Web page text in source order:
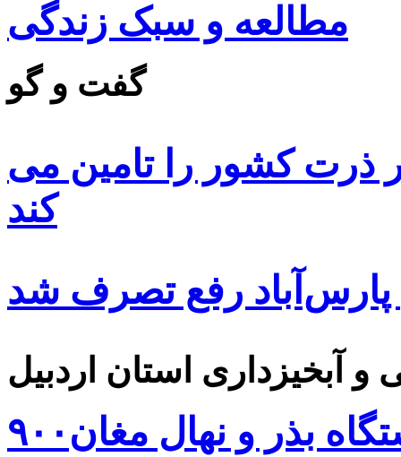
مطالعه و سبک زندگی
گفت و گو
۸۵ درصد بذر ذرت کشور را تامین می
کند
پارس‌آباد رفع تصرف شد
۹۰۰هزار اصله نهال توسط ایستگاه بذر و نهال مغان